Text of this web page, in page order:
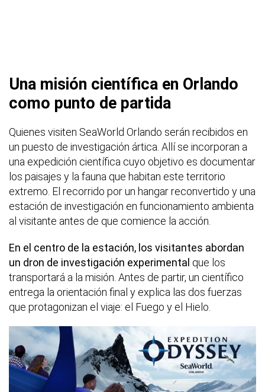
Una misión científica en Orlando
como punto de partida
Quienes visiten SeaWorld Orlando serán recibidos en
un puesto de investigación ártica. Allí se incorporan a
una expedición científica cuyo objetivo es documentar
los paisajes y la fauna que habitan este territorio
extremo. El recorrido por un hangar reconvertido y una
estación de investigación en funcionamiento ambienta
al visitante antes de que comience la acción.
En el centro de la estación, los visitantes abordan
un dron de investigación experimental que los
transportará a la misión. Antes de partir, un científico
entrega la orientación final y explica las dos fuerzas
que protagonizan el viaje: el Fuego y el Hielo.